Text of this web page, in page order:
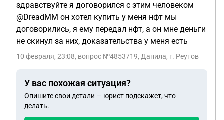
здравствуйте я договорился с этим человеком
@DreadMM он хотел купить у меня нфт мы
договорились, я ему передал нфт, а он мне деньги
не скинул за них, доказательства у меня есть
10 февраля, 23:08, вопрос №4853719, Данила, г. Реутов
У вас похожая ситуация?
Опишите свои детали — юрист подскажет, что
делать.